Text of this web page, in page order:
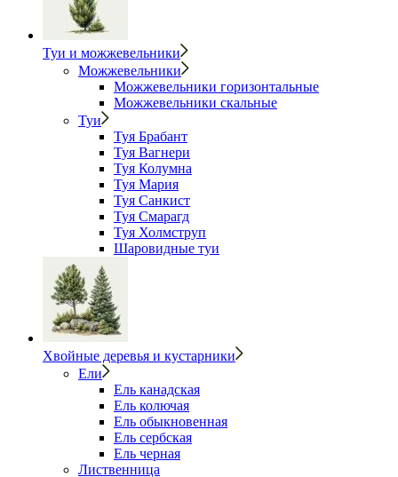
Туи и можжевельники
Можжевельники
Можжевельники горизонтальные
Можжевельники скальные
Туи
Туя Брабант
Туя Вагнери
Туя Колумна
Туя Мария
Туя Санкист
Туя Смарагд
Туя Холмструп
Шаровидные туи
Хвойные деревья и кустарники
Ели
Ель канадская
Ель колючая
Ель обыкновенная
Ель сербская
Ель черная
Лиственница